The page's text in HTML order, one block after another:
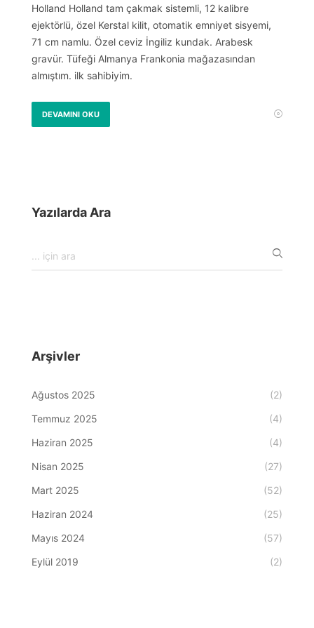
Holland Holland tam çakmak sistemli, 12 kalibre
ejektörlü, özel Kerstal kilit, otomatik emniyet sisyemi,
71 cm namlu. Özel ceviz İngiliz kundak. Arabesk
gravür. Tüfeği Almanya Frankonia mağazasından
almıştım. ilk sahibiyim.
DEVAMINI OKU
Yazılarda Ara
Arşivler
Ağustos 2025
(2)
Temmuz 2025
(4)
Haziran 2025
(4)
Nisan 2025
(27)
Mart 2025
(52)
Haziran 2024
(25)
Mayıs 2024
(57)
Eylül 2019
(2)